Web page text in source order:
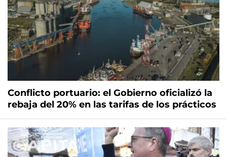
Conflicto portuario: el Gobierno oficializó la
rebaja del 20% en las tarifas de los prácticos